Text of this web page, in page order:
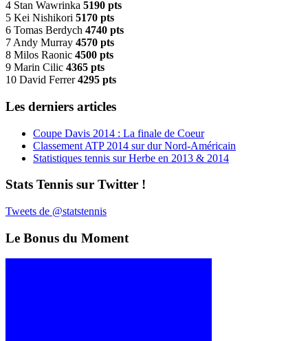
4 Stan Wawrinka 5190 pts
5 Kei Nishikori 5170 pts
6 Tomas Berdych 4740 pts
7 Andy Murray 4570 pts
8 Milos Raonic 4500 pts
9 Marin Cilic 4365 pts
10 David Ferrer4295 pts
Les derniers articles
Coupe Davis 2014 : La finale de Coeur
Classement ATP 2014 sur dur Nord-Américain
Statistiques tennis sur Herbe en 2013 & 2014
Stats Tennis sur Twitter !
Tweets de @statstennis
Le Bonus du Moment